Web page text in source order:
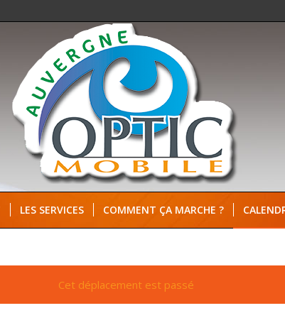
LES SERVICES COMMENT ÇA MARCHE ?
Cet déplacement est passé